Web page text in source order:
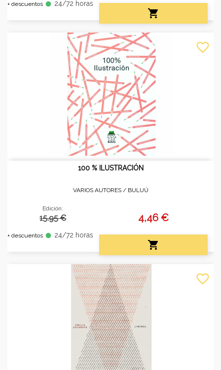
+ descuentos fiber_manual_record 24/72 horas

100 % ILUSTRACIÓN
VARIOS AUTORES / BULUÚ
Edición:
15.95 €
+ descuentos fiber_manual_record 24/72 horas
4,46 €

favorite_border
favorite_border